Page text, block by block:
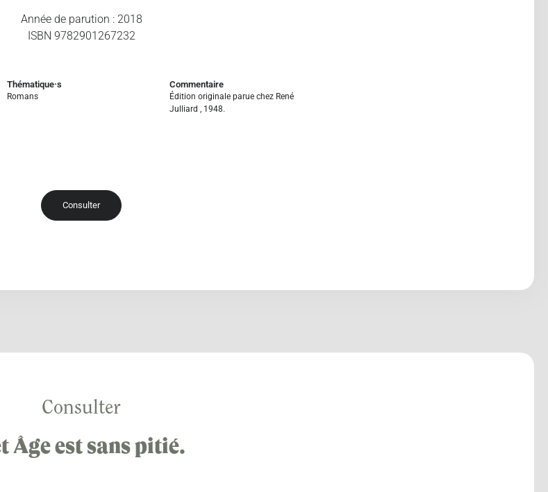
Année de parution : 2018
ISBN 9782901267232
Thématique·s
Romans
Commentaire
Édition originale parue chez René
Julliard , 1948.
Consulter
Consulter
Âge est sans pitié.